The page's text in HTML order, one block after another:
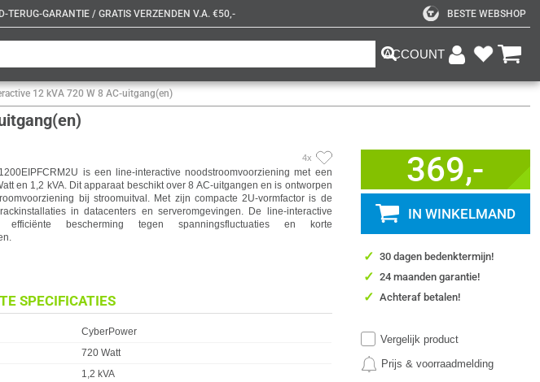
TERUG-GARANTIE / GRATIS VERZENDEN V.A. €50,- BESTE WEBSHOP
ACCOUNT
12 kVA 720 W 8 AC-uitgang(en)
4x
is een line-interactive noodstroomvoorziening met een
en 1,2 kVA. Dit apparaat beschikt over 8 AC-uitgangen en is ontworpen
bij stroomuitval. Met zijn compacte 2U-vormfactor is de
in datacenters en serveromgevingen. De line-interactive
efficiënte bescherming tegen spanningsfluctuaties en korte
SPECIFICATIES
CyberPower
720 Watt
1,2 kVA
369,-
IN WINKELMAND
✓ 30 dagen bedenktermijn!
✓ 24 maanden garantie!
✓ Achteraf betalen!
Vergelijk product
Prijs & voorraadmelding